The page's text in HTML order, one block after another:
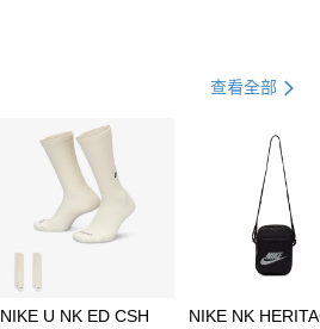
21家銀行
第一商業銀行
彰化商業銀行
查看全部
NIKE U NK ED CSH
NIKE NK